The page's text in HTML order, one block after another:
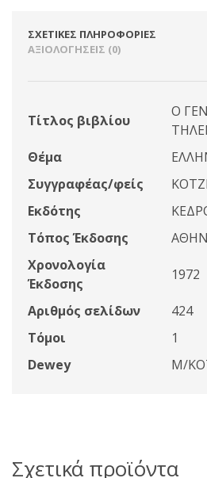
ΣΧΕΤΙΚΈΣ ΠΛΗΡΟΦΟΡΊΕΣ
ΑΞΙΟΛΟΓΉΣΕΙΣ (0)
Τίτλος βιβλίου
Ο
Θέμα
Συγγραφέας/φείς
Εκδότης
Τόπος Έκδοσης
Χρονολογία
Έκδοσης
1972
Αριθμός σελίδων
424
Τόμοι
1
Dewey
Μ/
Σχετικά προϊόντα